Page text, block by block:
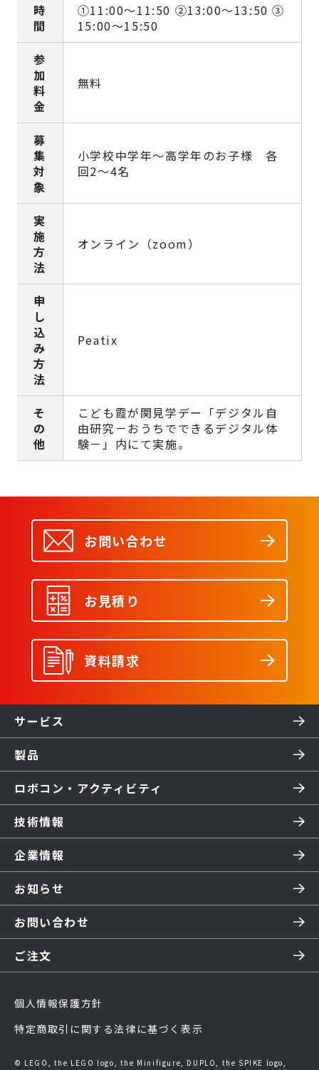
時
間
①11:00～11:50 ②13:00～13:50 ③
15:00～15:50
参
加
料
金
無料
募
集
対
象
小学校中学年〜高学年のお子様 各
回2～4名
実
施
方
法
オンライン（zoom）
申
し
込
み
方
法
Peatix
そ
の
他
こども霞が関見学デー「デジタル自
由研究－おうちでできるデジタル体
験－」内にて実施。
お問い合わせ
お見積り
資料請求
サービス
製品
ロボコン・アクティビティ
技術情報
企業情報
お知らせ
お問い合わせ
ご注文
個人情報保護方針
特定商取引に関する法律に基づく表示
© LEGO, the LEGO logo, the Minifigure, DUPLO, the SPIKE logo,